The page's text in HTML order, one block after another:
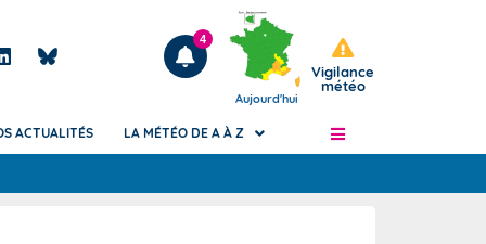
Articles
4
Aujourd'hui
Vigilance
météo
ACTUALITÉS LA MÉTÉO DE A À Z